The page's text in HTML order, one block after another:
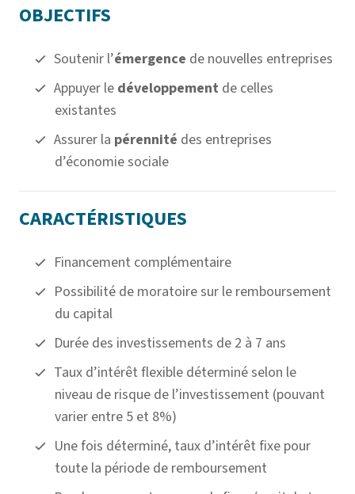
OBJECTIFS
Soutenir l’émergence de nouvelles entreprises
Appuyer le développement de celles
existantes
Assurer la pérennité des entreprises
d’économie sociale
CARACTÉRISTIQUES
Financement complémentaire
Possibilité de moratoire sur le remboursement
du capital
Durée des investissements de 2 à 7 ans
Taux d’intérêt flexible déterminé selon le
niveau de risque de l’investissement (pouvant
varier entre 5 et 8%)
Une fois déterminé, taux d’intérêt fixe pour
toute la période de remboursement